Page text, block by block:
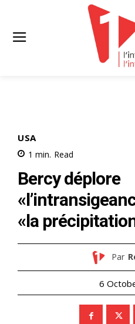
USA
1 min. Read
Bercy déplore
«la
Par
6